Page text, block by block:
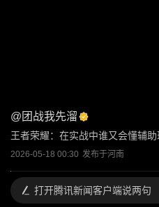
@ 团战我先溜
王者荣耀：在实战中谁又会懂辅
2026-05-18 00:30 发布于河南
打开腾讯新闻客户端说两句